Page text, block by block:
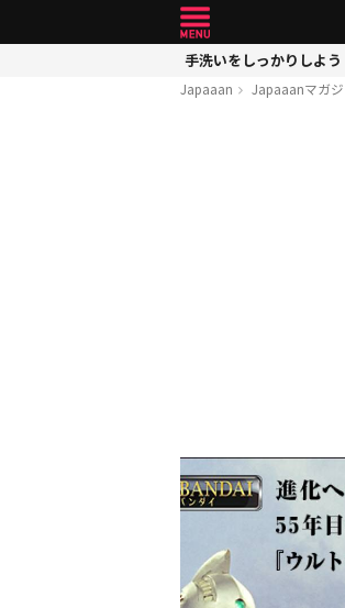
手洗いをしっかりしよ
Japaaan Japaaanマガ